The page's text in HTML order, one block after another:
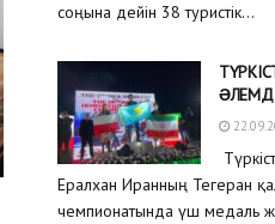
соңына дейін 38 туристік...
Ералхан Иранның Тегеран
чемпионатында үш медаль